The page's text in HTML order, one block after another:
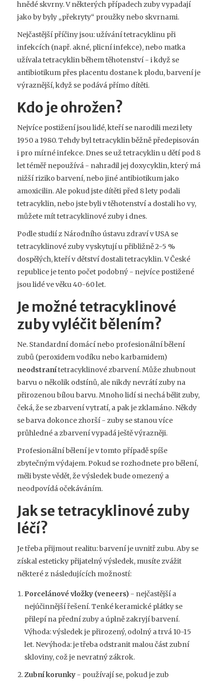
hnědé skvrny. V některých případech zuby vypadají
jako by byly „překryty“ proužky nebo skvrnami.
Nejčastější příčiny jsou: užívání tetracyklinu při
infekcích (např. akné, plicní infekce), nebo matka
užívala tetracyklin během těhotenství - i když se
antibiotikum přes placentu dostane k plodu, barvení je
výraznější, když se podává přímo dítěti.
Kdo je ohrožen?
Nejvíce postižení jsou lidé, kteří se narodili mezi lety
1950 a 1980. Tehdy byl tetracyklin běžně předepisován
i pro mírné infekce. Dnes se už tetracyklin u dětí pod 8
let téměř nepoužívá - nahradil jej doxycyklin, který má
nižší riziko barvení, nebo jiné antibiotikum jako
amoxicilin. Ale pokud jste dítěti před 8 lety podali
tetracyklin, nebo jste byli v těhotenství a dostali ho vy,
můžete mít tetracyklinové zuby i dnes.
Podle studií z Národního ústavu zdraví v USA se
tetracyklinové zuby vyskytují u přibližně 2-5 %
dospělých, kteří v dětství dostali tetracyklin. V České
republice je tento počet podobný - nejvíce postižené
jsou lidé ve věku 40-60 let.
Je možné tetracyklinové
zuby vyléčit bělením?
Ne. Standardní domácí nebo profesionální bělení
zubů (peroxidem vodíku nebo karbamidem)
neodstranítetracyklinové zbarvení. Může zhubnout
barvu o několik odstínů, ale nikdy nevrátí zuby na
přirozenou bílou barvu. Mnoho lidí si nechá bělit zuby,
čeká, že se zbarvení vytratí, a pak je zklamáno. Někdy
se barva dokonce zhorší - zuby se stanou více
průhledné a zbarvení vypadá ještě výrazněji.
Profesionální bělení je v tomto případě spíše
zbytečným výdajem. Pokud se rozhodnete pro bělení,
měli byste vědět, že výsledek bude omezený a
neodpovídá očekáváním.
Jak se tetracyklinové zuby
léčí?
Je třeba přijmout realitu: barvení je uvnitř zubu. Aby se
získal esteticky přijatelný výsledek, musíte zvážit
některé z následujících možností:
Porcelánové vložky (veneers) - nejčastější a
nejúčinnější řešení. Tenké keramické plátky se
přilepí na přední zuby a úplně zakryjí barvení.
Výhoda: výsledek je přirozený, odolný a trvá 10-15
let. Nevýhoda: je třeba odstranit malou část zubní
skloviny, což je nevratný zákrok.
Zubní korunky - používají se, pokud je zub